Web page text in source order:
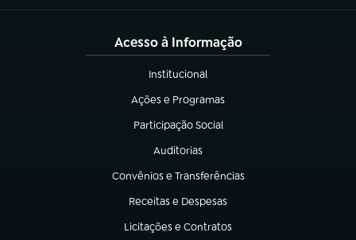
Acesso à Informação
Institucional
(abre em nova aba)
Ações e Programas
(abre em nova aba)
Participação Social
(abre em nova aba)
Auditorias
(abre em nova aba)
Convênios e Transferências
(abre em nova aba)
Receitas e Despesas
(abre em nova aba)
Licitações e Contratos
(abre em nova aba)